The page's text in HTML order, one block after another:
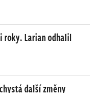
roky. Larian odhalil
další změny